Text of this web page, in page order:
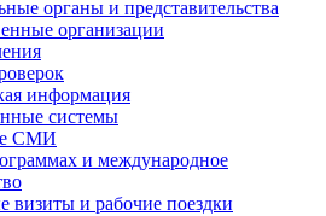
органы и представительства
организации
информация
системы
СМИ
и международное
визиты и рабочие поездки